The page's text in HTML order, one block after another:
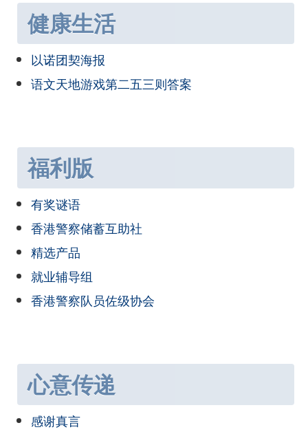
健康生活
以诺团契海报
语文天地游戏第二五三则答案
福利版
有奖谜语
香港警察储蓄互助社
精选产品
就业辅导组
香港警察队员佐级协会
心意传递
感谢真言